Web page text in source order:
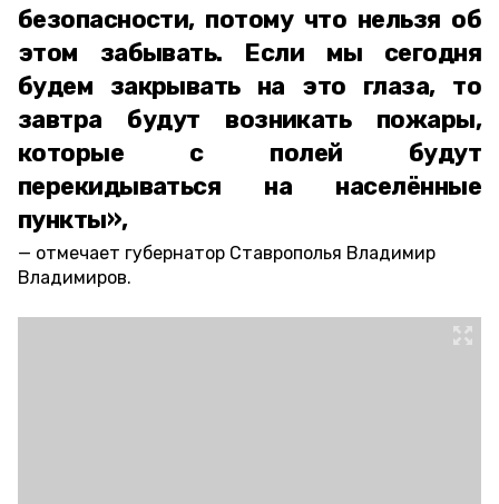
безопасности, потому что нельзя об
этом забывать. Если мы сегодня
будем закрывать на это глаза, то
завтра будут возникать пожары,
которые с полей будут
перекидываться на населённые
пункты»,
отмечает губернатор Ставрополья Владимир
Владимиров.